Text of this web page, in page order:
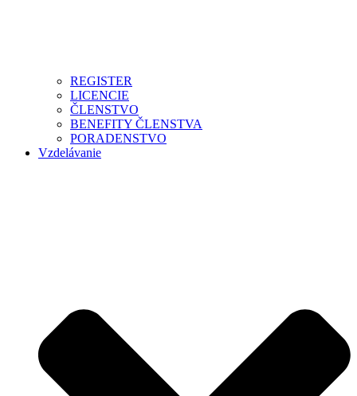
REGISTER
LICENCIE
ČLENSTVO
BENEFITY ČLENSTVA
PORADENSTVO
Vzdelávanie